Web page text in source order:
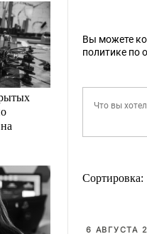
Вы можете
политике по
Сортировка:
6 АВГУСТА